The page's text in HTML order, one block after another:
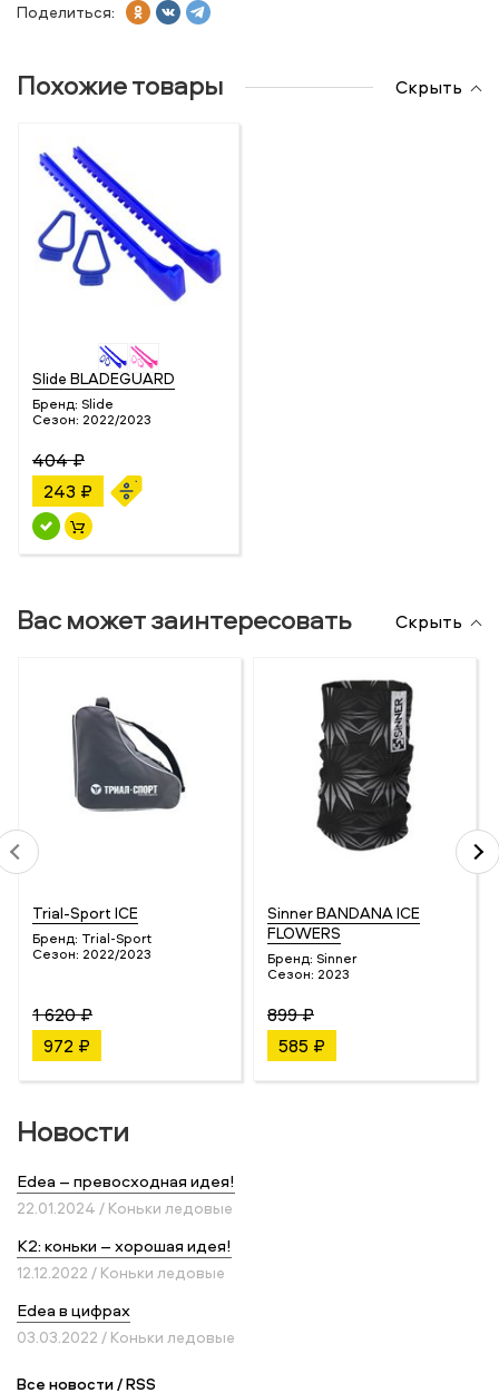
Поделиться:
Похожие товары Скрыть
Slide BLADEGUARD
Бренд: Slide
Сезон: 2022/2023
404 ₽
243 ₽
Вас может заинтересовать Скрыть
Trial-Sport ICE
Бренд: Trial-Sport
Сезон: 2022/2023
1 620 ₽
972 ₽
Sinner BANDANA ICE
FLOWERS
Бренд: Sinner
Сезон: 2023
899 ₽
585 ₽
Новости
Edea – превосходная идея!
22.01.2024 / Коньки ледовые
K2: коньки – хорошая идея!
12.12.2022 / Коньки ледовые
Edea в цифрах
03.03.2022 / Коньки ледовые
Все новости/RSS